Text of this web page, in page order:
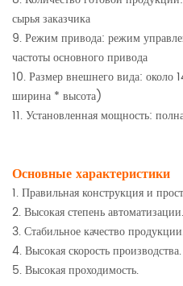
сырья заказчика
9. Режим привода: режим
частоты основного привода
10. Размер внешнего вида:
ширина * высота)
11. Установленная мощность:
Основные характеристики
1. Правильная конструкция и
2. Высокая степень автоматизации.
3. Стабильное качество
4. Высокая скорость производства.
5. Высокая проходимость.